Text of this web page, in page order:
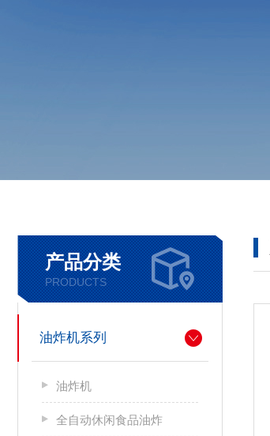
产品分类
PRODUCTS
油炸机系列
油炸机
全自动休闲食品油炸